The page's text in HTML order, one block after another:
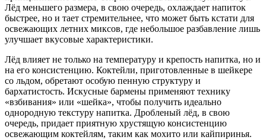
Лёд меньшего размера, в свою очередь, охлаждает напиток
быстрее, но и тает стремительнее, что может быть кстати для
освежающих летних миксов, где небольшое разбавление лишь
улучшает вкусовые характеристики.
Лёд влияет не только на температуру и крепость напитка, но и
на его консистенцию. Коктейли, приготовленные в шейкере
со льдом, обретают особую пенную структуру и
бархатистость. Искусные бармены применяют технику
«взбивания» или «шейка», чтобы получить идеально
однородную текстуру напитка. Дробленый лёд, в свою
очередь, придает приятную хрустящую консистенцию
освежающим коктейлям, таким как мохито или кайпиринья.